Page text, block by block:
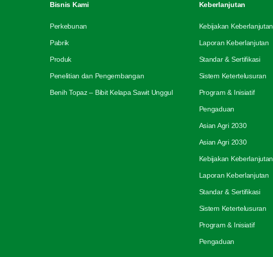
Bisnis Kami
Perkebunan
Pabrik
Produk
Penelitian dan Pengembangan
Benih Topaz – Bibit Kelapa Sawit Unggul
Keberlanjutan
Kebijakan Keberlanjutan
Laporan Keberlanjutan
Standar & Sertifikasi
Sistem Ketertelusuran
Program & Inisiatif
Pengaduan
Asian Agri 2030
Asian Agri 2030
Kebijakan Keberlanjutan
Laporan Keberlanjutan
Standar & Sertifikasi
Sistem Ketertelusuran
Program & Inisiatif
Pengaduan